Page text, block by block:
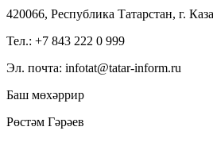
420066, Республика Татарстан, г.
Тел.: +7 843 222 0 999
Эл. почта: infotat@tatar-inform.ru
Баш мөхәррир
Рөстәм Гәрәев